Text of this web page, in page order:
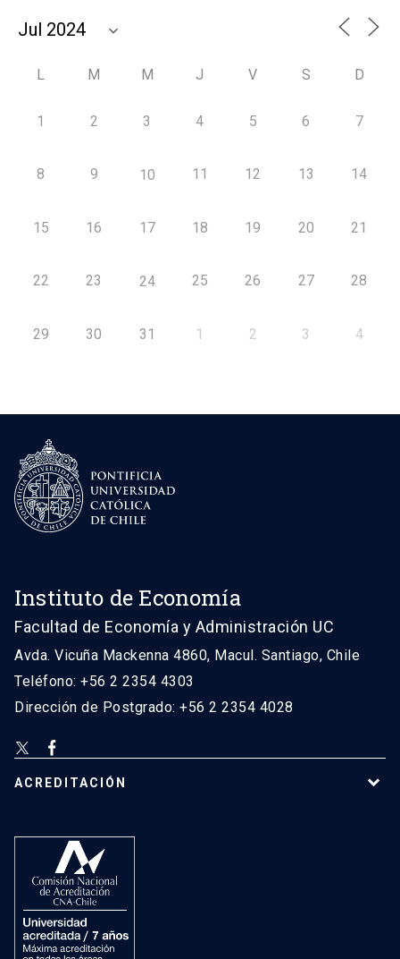
L M M J V S D
1 2 3 4 5 6 7
8 9 10 11 12 13 14
15 16 17 18 19 20 21
22 23 24 25 26 27 28
29 30 31 1 2 3 4
Instituto de Economía
Facultad de Economía y Administración UC
Avda. Vicuña Mackenna 4860, Macul. Santiago, Chile
Teléfono: +56 2 2354 4303
Dirección de Postgrado: +56 2 2354 4028
ACREDITACIÓN